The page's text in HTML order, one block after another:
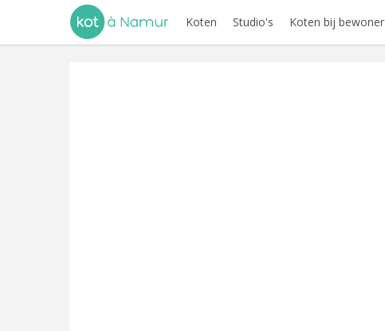
Koten Studio's Koten bij bewoner